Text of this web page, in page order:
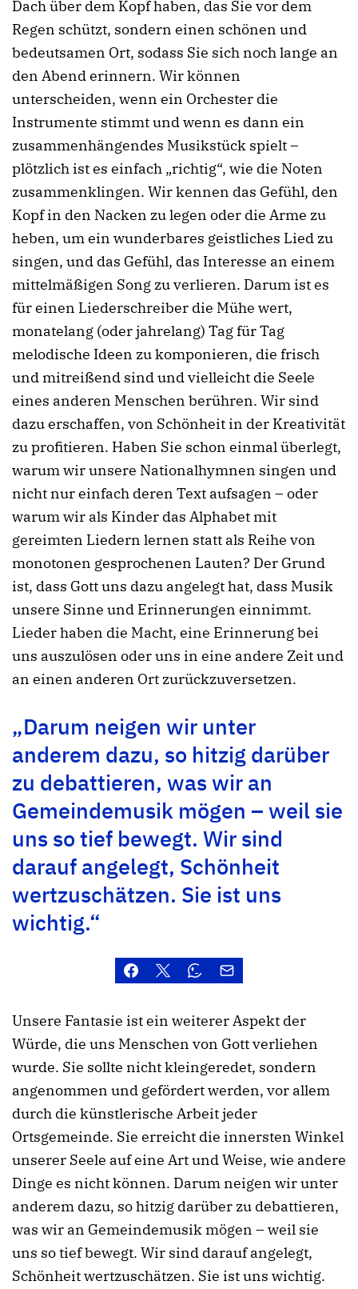
Dach über dem Kopf haben, das Sie vor dem
Regen schützt, sondern einen schönen und
bedeutsamen Ort, sodass Sie sich noch lange an
den Abend erinnern. Wir können
unterscheiden, wenn ein Orchester die
Instrumente stimmt und wenn es dann ein
zusammenhängendes Musikstück spielt –
plötzlich ist es einfach „richtig“, wie die Noten
zusammenklingen. Wir kennen das Gefühl, den
Kopf in den Nacken zu legen oder die Arme zu
heben, um ein wunderbares geistliches Lied zu
singen, und das Gefühl, das Interesse an einem
mittelmäßigen Song zu verlieren. Darum ist es
für einen Liederschreiber die Mühe wert,
monatelang (oder jahrelang) Tag für Tag
melodische Ideen zu komponieren, die frisch
und mitreißend sind und vielleicht die Seele
eines anderen Menschen berühren. Wir sind
dazu erschaffen, von Schönheit in der Kreativität
zu profitieren. Haben Sie schon einmal überlegt,
warum wir unsere Nationalhymnen singen und
nicht nur einfach deren Text aufsagen – oder
warum wir als Kinder das Alphabet mit
gereimten Liedern lernen statt als Reihe von
monotonen gesprochenen Lauten? Der Grund
ist, dass Gott uns dazu angelegt hat, dass Musik
unsere Sinne und Erinnerungen einnimmt.
Lieder haben die Macht, eine Erinnerung bei
uns auszulösen oder uns in eine andere Zeit und
an einen anderen Ort zurückzuversetzen.
„Darum neigen wir unter
anderem dazu, so hitzig darüber
zu debattieren, was wir an
Gemeindemusik mögen – weil sie
uns so tief bewegt. Wir sind
darauf angelegt, Schönheit
wertzuschätzen. Sie ist uns
wichtig.“
Unsere Fantasie ist ein weiterer Aspekt der
Würde, die uns Menschen von Gott verliehen
wurde. Sie sollte nicht kleingeredet, sondern
angenommen und gefördert werden, vor allem
durch die künstlerische Arbeit jeder
Ortsgemeinde. Sie erreicht die innersten Winkel
unserer Seele auf eine Art und Weise, wie andere
Dinge es nicht können. Darum neigen wir unter
anderem dazu, so hitzig darüber zu debattieren,
was wir an Gemeindemusik mögen – weil sie
uns so tief bewegt. Wir sind darauf angelegt,
Schönheit wertzuschätzen. Sie ist uns wichtig.